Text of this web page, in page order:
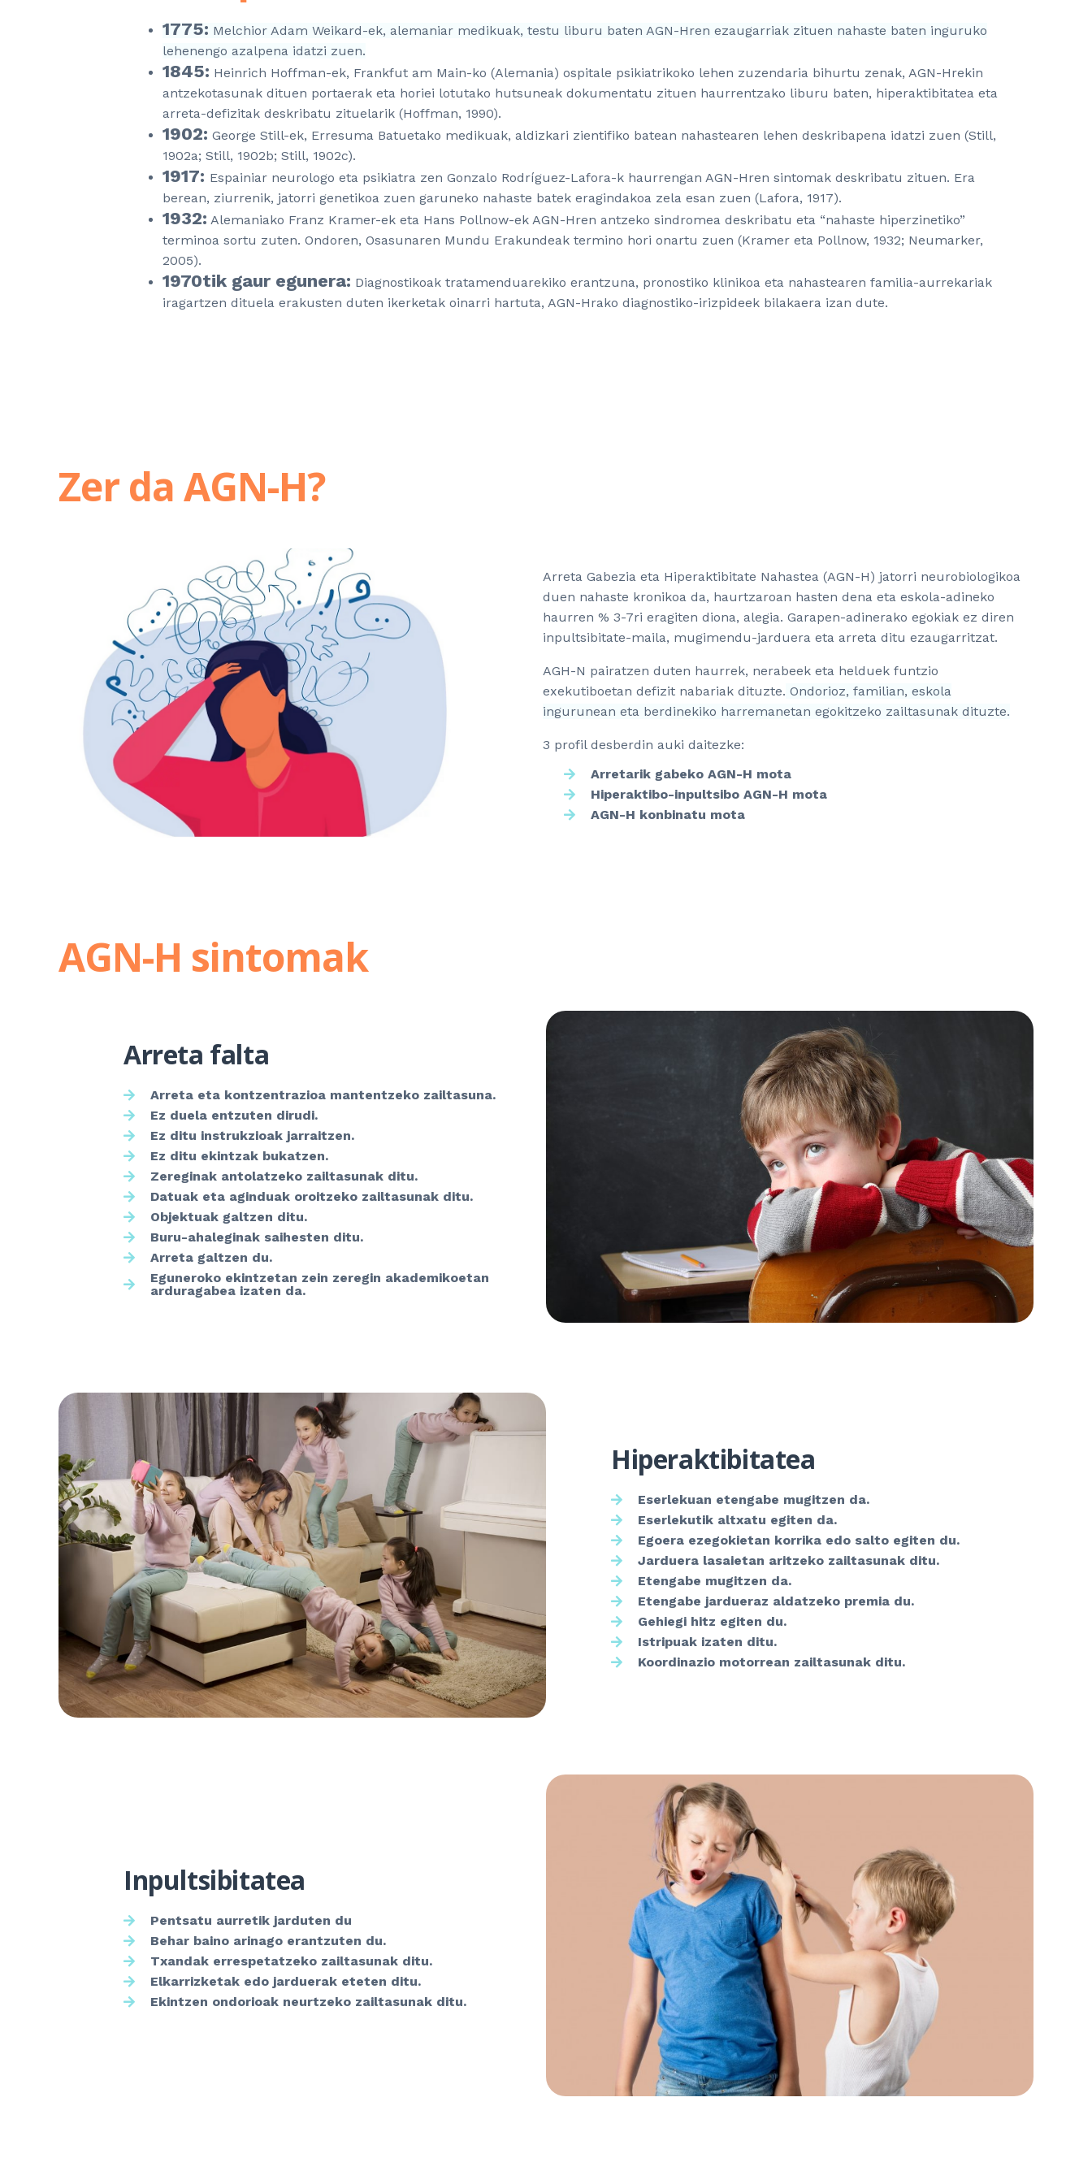
1775: Melchior Adam Weikard-ek, alemaniar medikuak, testu liburu baten AGN-Hren ezaugarriak zituen nahaste baten inguruko
lehenengo azalpena idatzi zuen.
1845: Heinrich Hoffman-ek, Frankfut am Main-ko (Alemania) ospitale psikiatrikoko lehen zuzendaria bihurtu zenak, AGN-Hrekin
antzekotasunak dituen portaerak eta horiei lotutako hutsuneak dokumentatu zituen haurrentzako liburu baten, hiperaktibitatea eta
arreta-defizitak deskribatu zituelarik (Hoffman, 1990).
1902: George Still-ek, Erresuma Batuetako medikuak, aldizkari zientifiko batean nahastearen lehen deskribapena idatzi zuen (Still,
1902a; Still, 1902b; Still, 1902c).
1917: Espainiar neurologo eta psikiatra zen Gonzalo Rodríguez-Lafora-k haurrengan AGN-Hren sintomak deskribatu zituen. Era
berean, ziurrenik, jatorri genetikoa zuen garuneko nahaste batek eragindakoa zela esan zuen (Lafora, 1917).
1932: Alemaniako Franz Kramer-ek eta Hans Pollnow-ek AGN-Hren antzeko sindromea deskribatu eta “nahaste hiperzinetiko”
terminoa sortu zuten. Ondoren, Osasunaren Mundu Erakundeak termino hori onartu zuen (Kramer eta Pollnow, 1932; Neumarker,
2005).
1970tik gaur egunera: Diagnostikoak tratamenduarekiko erantzuna, pronostiko klinikoa eta nahastearen familia-aurrekariak
iragartzen dituela erakusten duten ikerketak oinarri hartuta, AGN-Hrako diagnostiko-irizpideek bilakaera izan dute.
Zer da AGN-H?
Arreta Gabezia eta Hiperaktibitate Nahastea (AGN-H) jatorri neurobiologikoa
duen nahaste kronikoa da, haurtzaroan hasten dena eta eskola-adineko
haurren % 3-7ri eragiten diona, alegia. Garapen-adinerako egokiak ez diren
inpultsibitate-maila, mugimendu-jarduera eta arreta ditu ezaugarritzat.
AGH-N pairatzen duten haurrek, nerabeek eta helduek funtzio
exekutiboetan defizit nabariak dituzte. Ondorioz, familian, eskola
ingurunean eta berdinekiko harremanetan egokitzeko zailtasunak dituzte.
3 profil desberdin auki daitezke:
Arretarik gabeko AGN-H mota
Hiperaktibo-inpultsibo AGN-H mota
AGN-H konbinatu mota
AGN-H sintomak
Arreta falta
Arreta eta kontzentrazioa mantentzeko zailtasuna.
Ez duela entzuten dirudi.
Ez ditu instrukzioak jarraitzen.
Ez ditu ekintzak bukatzen.
Zereginak antolatzeko zailtasunak ditu.
Datuak eta aginduak oroitzeko zailtasunak ditu.
Objektuak galtzen ditu.
Buru-ahaleginak saihesten ditu.
Arreta galtzen du.
Eguneroko ekintzetan zein zeregin akademikoetan
arduragabea izaten da.
Hiperaktibitatea
Eserlekuan etengabe mugitzen da.
Eserlekutik altxatu egiten da.
Egoera ezegokietan korrika edo salto egiten du.
Jarduera lasaietan aritzeko zailtasunak ditu.
Etengabe mugitzen da.
Etengabe jardueraz aldatzeko premia du.
Gehiegi hitz egiten du.
Istripuak izaten ditu.
Koordinazio motorrean zailtasunak ditu.
Inpultsibitatea
Pentsatu aurretik jarduten du
Behar baino arinago erantzuten du.
Txandak errespetatzeko zailtasunak ditu.
Elkarrizketak edo jarduerak eteten ditu.
Ekintzen ondorioak neurtzeko zailtasunak ditu.